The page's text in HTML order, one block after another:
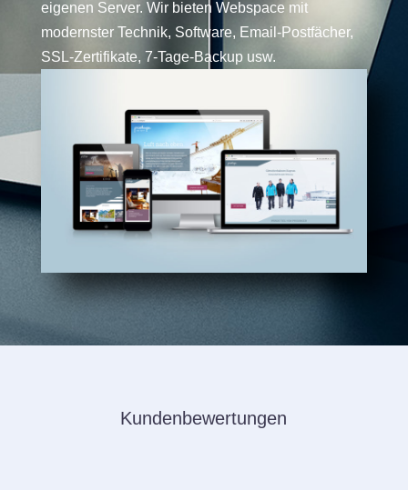
eigenen Server. Wir bieten Webspace mit
modernster Technik, Software, Email-Postfächer,
SSL-Zertifikate, 7-Tage-Backup usw.
Kundenbewertungen